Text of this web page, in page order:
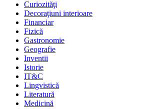
Curiozităţi
Decoraţiuni interioare
Financiar
Fizică
Gastronomie
Geografie
Inventii
Istorie
IT&C
Lingvistică
Literatură
Medicină